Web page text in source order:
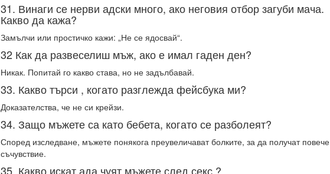
31. Винаги се нерви адски много, ако неговия отбор загуби мача.
Какво да кажа?
Замълчи или простичко кажи: „Не се ядосвай“.
32 Как да развеселиш мъж, ако е имал гаден ден?
Никак. Попитай го какво става, но не задълбавай.
33. Какво търси , когато разглежда фейсбука ми?
Доказателства, че не си крейзи.
34. Защо мъжете са като бебета, когато се разболеят?
Според изследване, мъжете понякога преувеличават болките, за да получат повече
съчувствие.
35. Какво искат ада чуят мъжете след секс ?